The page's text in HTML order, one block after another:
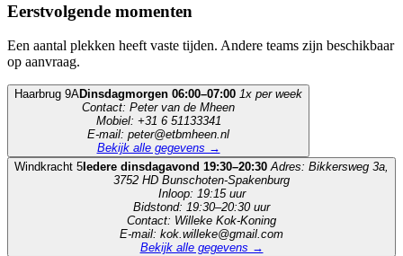
Eerstvolgende momenten
Een aantal plekken heeft vaste tijden. Andere teams zijn beschikbaar
op aanvraag.
Haarbrug 9ADinsdagmorgen 06:00–07:00 1x per week
Contact: Peter van de Mheen
Mobiel: +31 6 51133341
E-mail: peter@etbmheen.nl
Bekijk alle gegevens →
Windkracht 5 Iedere dinsdagavond 19:30–20:30 Adres: Bikkersweg 3a,
3752 HD Bunschoten-Spakenburg
Inloop: 19:15 uur
Bidstond: 19:30–20:30 uur
Contact: Willeke Kok-Koning
E-mail: kok.willeke@gmail.com
Bekijk alle gegevens →